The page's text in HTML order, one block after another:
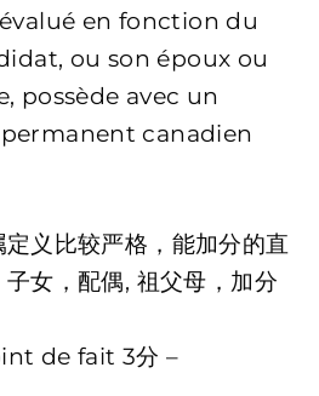
en fonction du
ou son époux ou
possède avec un
canadien
义比较严格，能加分的直
女，配偶, 祖父母，加分
de fait 3分 –